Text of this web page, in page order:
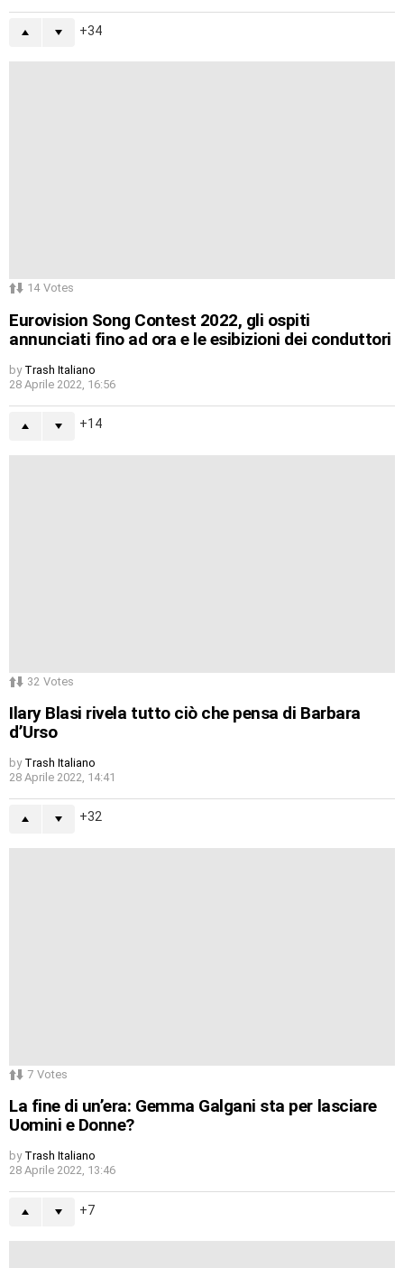
34
14 Votes
Eurovision Song Contest 2022, gli ospiti
annunciati fino ad ora e le esibizioni dei conduttori
by Trash Italiano
28 Aprile 2022, 16:56
14
32 Votes
Ilary Blasi rivela tutto ciò che pensa di Barbara
d’Urso
by Trash Italiano
28 Aprile 2022, 14:41
32
7 Votes
La fine di un’era: Gemma Galgani sta per lasciare
Uomini e Donne?
by Trash Italiano
28 Aprile 2022, 13:46
7